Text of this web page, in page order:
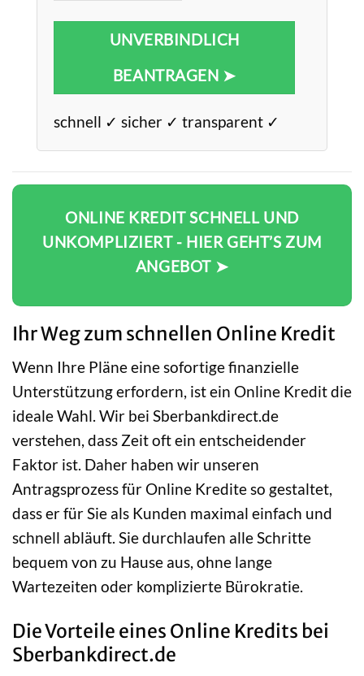
UNVERBINDLICH
BEANTRAGEN ➤
schnell ✓ sicher ✓ transparent ✓
ONLINE KREDIT SCHNELL UND
UNKOMPLIZIERT - HIER GEHT’S ZUM
ANGEBOT ➤
Ihr Weg zum schnellen Online Kredit
Wenn Ihre Pläne eine sofortige finanzielle
Unterstützung erfordern, ist ein Online Kredit die
ideale Wahl. Wir bei Sberbankdirect.de
verstehen, dass Zeit oft ein entscheidender
Faktor ist. Daher haben wir unseren
Antragsprozess für Online Kredite so gestaltet,
dass er für Sie als Kunden maximal einfach und
schnell abläuft. Sie durchlaufen alle Schritte
bequem von zu Hause aus, ohne lange
Wartezeiten oder komplizierte Bürokratie.
Die Vorteile eines Online Kredits bei
Sberbankdirect.de